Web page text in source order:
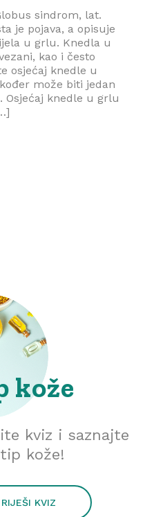
sindrom, lat.
je pojava, a opisuje
u grlu. Knedla u
kao i često
osjećaj knedle u
može biti jedan
Osjećaj knedle u grlu
kože
kviz i saznajte
kože!
RIJEŠI KVIZ